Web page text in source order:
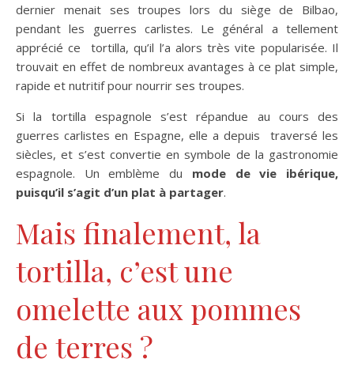
dernier menait ses troupes lors du siège de Bilbao,
pendant les guerres carlistes. Le général a tellement
apprécié ce tortilla, qu’il l’a alors très vite popularisée. Il
trouvait en effet de nombreux avantages à ce plat simple,
rapide et nutritif pour nourrir ses troupes.
Si la tortilla espagnole s’est répandue au cours des
guerres carlistes en Espagne, elle a depuis traversé les
siècles, et s’est convertie en symbole de la gastronomie
espagnole. Un emblème du mode de vie ibérique,
puisqu’il s’agit d’un plat à partager.
Mais finalement, la
tortilla, c’est une
omelette aux pommes
de terres ?